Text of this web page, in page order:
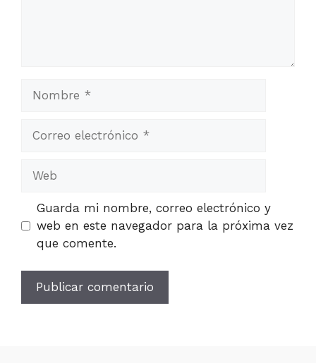
Nombre
Guarda mi nombre, correo electrónico y
web en este navegador para la próxima vez
que comente.